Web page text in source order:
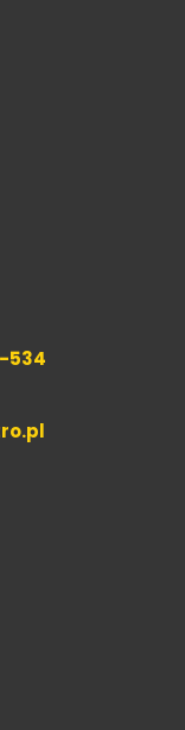
534